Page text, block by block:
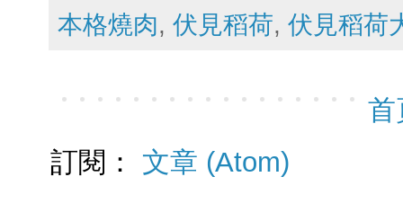
本格燒肉, 伏見稻荷, 伏見稻荷
首
訂閱： 文章 (Atom)